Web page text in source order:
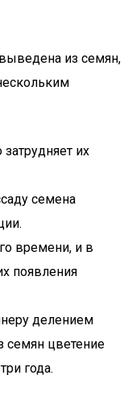
из семян,
их
семена
времени, и в
появления
делением
цветение
года.